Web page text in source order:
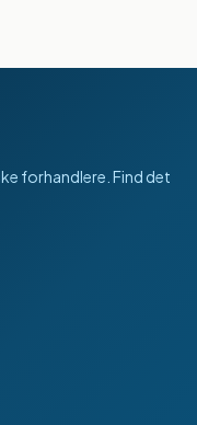
forhandlere. Find det